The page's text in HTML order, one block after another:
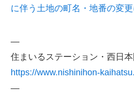
に伴う土地の町名・地番の変
—
住まいるステーション・西日
https://www.nishinihon-
—